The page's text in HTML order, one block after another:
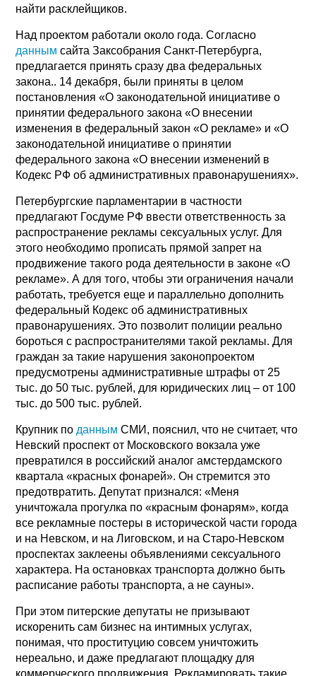
найти расклейщиков.
Над проектом работали около года. Согласно
данным сайта Заксобрания Санкт-Петербурга,
предлагается принять сразу два федеральных
закона.. 14 декабря, были приняты в целом
постановления «О законодательной инициативе о
принятии федерального закона «О внесении
изменения в федеральный закон «О рекламе» и «О
законодательной инициативе о принятии
федерального закона «О внесении изменений в
Кодекс РФ об административных правонарушениях».
Петербургские парламентарии в частности
предлагают Госдуме РФ ввести ответственность за
распространение рекламы сексуальных услуг. Для
этого необходимо прописать прямой запрет на
продвижение такого рода деятельности в законе «О
рекламе». А для того, чтобы эти ограничения начали
работать, требуется еще и параллельно дополнить
федеральный Кодекс об административных
правонарушениях. Это позволит полиции реально
бороться с распространителями такой рекламы. Для
граждан за такие нарушения законопроектом
предусмотрены административные штрафы от 25
тыс. до 50 тыс. рублей, для юридических лиц – от 100
тыс. до 500 тыс. рублей.
Крупник по данным СМИ, пояснил, что не считает, что
Невский проспект от Московского вокзала уже
превратился в российский аналог амстердамского
квартала «красных фонарей». Он стремится это
предотвратить. Депутат признался: «Меня
уничтожала прогулка по «красным фонарям», когда
все рекламные постеры в исторической части города
и на Невском, и на Лиговском, и на Старо-Невском
проспектах заклеены объявлениями сексуального
характера. На остановках транспорта должно быть
расписание работы транспорта, а не сауны».
При этом питерские депутаты не призывают
искоренить сам бизнес на интимных услугах,
понимая, что проституцию совсем уничтожить
нереально, и даже предлагают площадку для
коммерческого продвижения. Рекламировать такие